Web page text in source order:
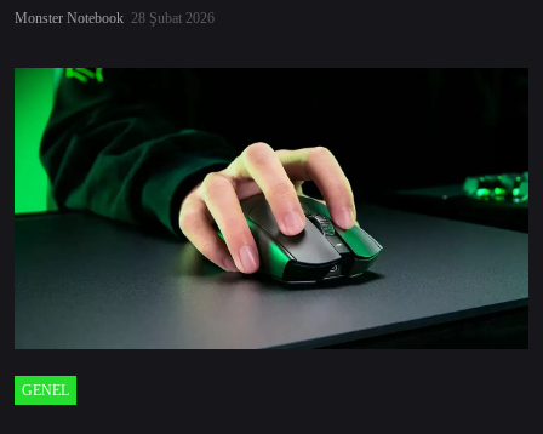
Monster Notebook 28 Şubat 2026
GENEL